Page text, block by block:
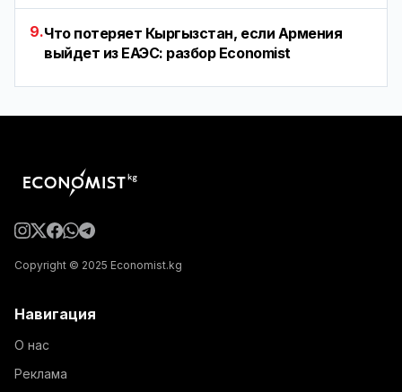
9.Что потеряет Кыргызстан, если Армения
выйдет из ЕАЭС: разбор Economist
Copyright © 2025 Economist.kg
Навигация
О нас
Реклама